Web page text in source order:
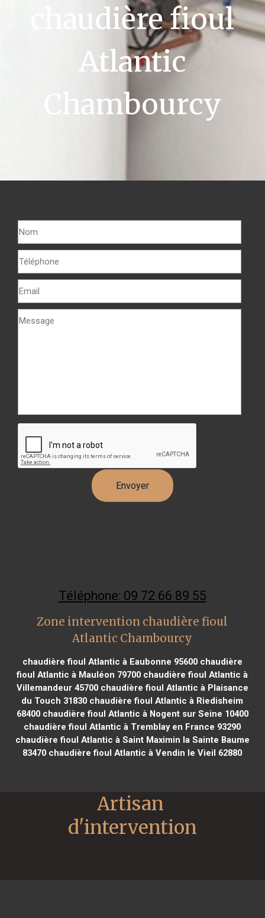
chaudière fioul
Atlantic
Chambourcy
Téléphone: 09 72 66 89 55
Zone intervention chaudière fioul
Atlantic Chambourcy
chaudière fioul Atlantic à Eaubonne 95600chaudière
fioul Atlantic à Mauléon 79700 chaudière fioul Atlantic à
Villemandeur 45700chaudière fioul Atlantic à Plaisance
du Touch 31830 chaudière fioul Atlantic à Riedisheim
68400chaudière fioul Atlantic à Nogent sur Seine 10400
chaudière fioul Atlantic à Tremblay en France 93290
chaudière fioul Atlantic à Saint Maximin la Sainte Baume
83470 chaudière fioul Atlantic à Vendin le Vieil 62880
Artisan
d'intervention